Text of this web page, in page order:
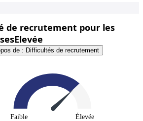
de recrutement pour les
Elevée
de : Difficultés de recrutement
Faible Élevée